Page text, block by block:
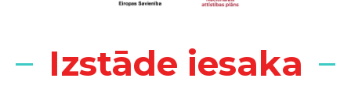
Izstāde iesaka